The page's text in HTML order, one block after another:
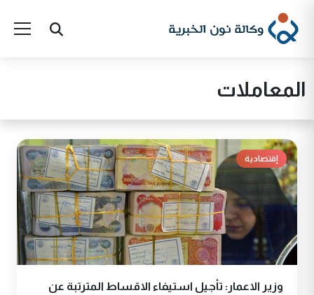
المعاملات
إقتصادية
وزير الاعمار: تأجيل استيفاء الاقساط المترتبة عن